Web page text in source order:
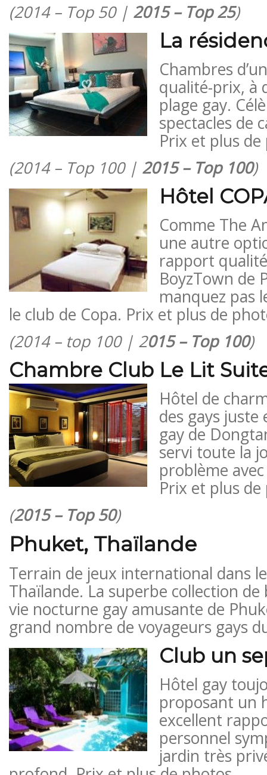
(2014 – Top 50 | 2015 – Top 25)
La
Chambres
qualité-prix, à
plage gay.
spectacles de
Prix ​​et plus
(2014 – Top 100 | 2015 – Top 100)
Hôtel
Comme The
une autre
rapport
BoyzTown de
manquez pas
le club de Copa. Prix ​​et plus de
(2014 – top 100 | 2015 – Top 100)
Chambre Club Le Lit
Hôtel de
des gays juste
gay de
servi toute la
problème
Prix ​​et plus
(2015 – Top 50)
Phuket, Thaïlande
Terrain de jeux international dans
Thaïlande. La superbe collection de
vie nocturne gay amusante de
grand nombre de voyageurs gays
Club un
Hôtel gay
proposant un
excellent
personnel
jardin très